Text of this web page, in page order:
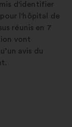
d'identifier
l'hôpital de
réunis en 7
vont
avis du